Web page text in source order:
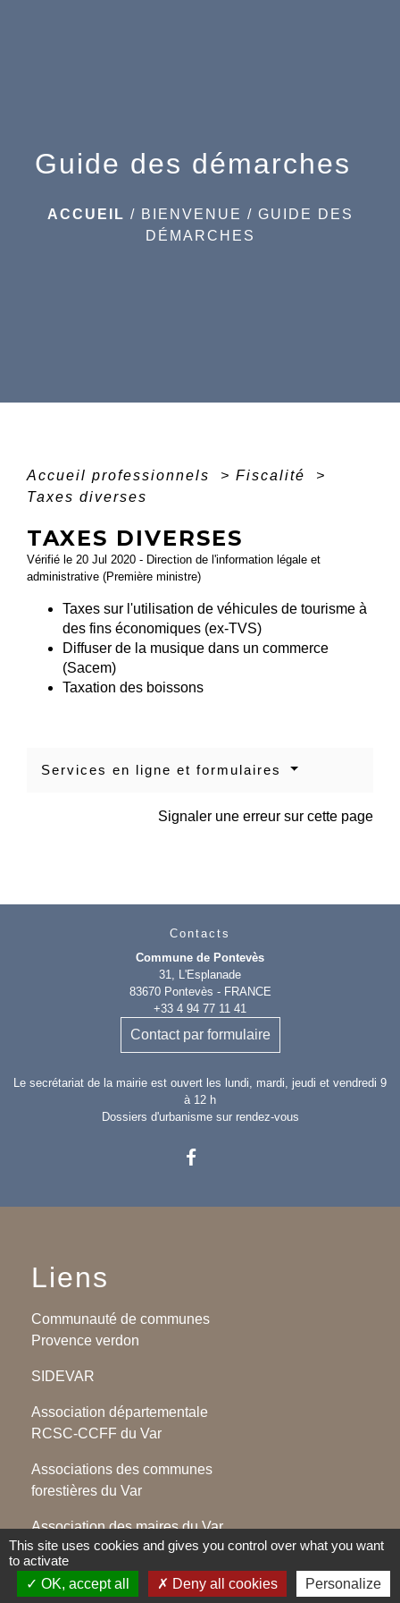
Guide des démarches
ACCUEIL / BIENVENUE / GUIDE DES
DÉMARCHES
Accueil professionnels > Fiscalité
>
Taxes diverses
TAXES DIVERSES
Vérifié le 20 Jul 2020 - Direction de l'information légale et
administrative (Première ministre)
Taxes sur l'utilisation de véhicules de tourisme à
des fins économiques (ex-TVS)
Diffuser de la musique dans un commerce
(Sacem)
Taxation des boissons
Services en ligne et formulaires
Signaler une erreur sur cette page
Contacts
Commune de Pontevès
31, L'Esplanade
83670 Pontevès - FRANCE
+33 4 94 77 11 41
Contact par formulaire
Le secrétariat de la mairie est ouvert les lundi, mardi, jeudi et vendredi 9
à 12 h
Dossiers d'urbanisme sur rendez-vous
Liens
Communauté de communes
Provence verdon
SIDEVAR
Association départementale
RCSC-CCFF du Var
Associations des communes
forestières du Var
Association des maires du Var
This site uses cookies and gives you control over what you want
to activate
OK, accept all
Deny all cookies Personalize